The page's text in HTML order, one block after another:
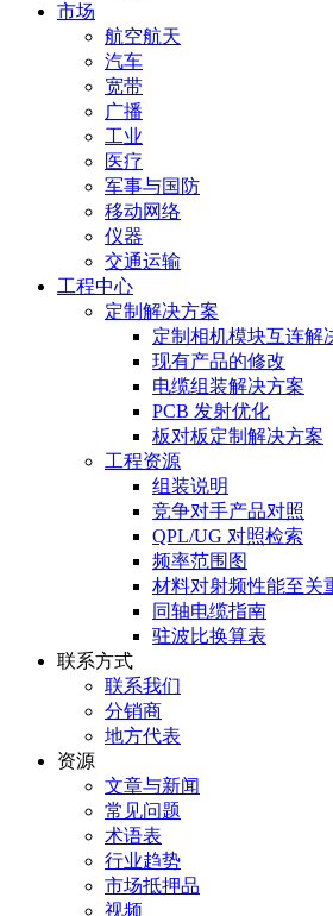
市场
航空航天
汽车
宽带
广播
工业
医疗
军事与国防
移动网络
仪器
交通运输
工程中心
定制解决方案
定制相机模块互连解
现有产品的修改
电缆组装解决方案
PCB 发射优化
板对板定制解决方案
工程资源
组装说明
竞争对手产品对照
QPL/UG 对照检索
频率范围图
材料对射频性能至关
同轴电缆指南
驻波比换算表
联系方式
联系我们
分销商
地方代表
资源
文章与新闻
常见问题
术语表
行业趋势
市场抵押品
视频